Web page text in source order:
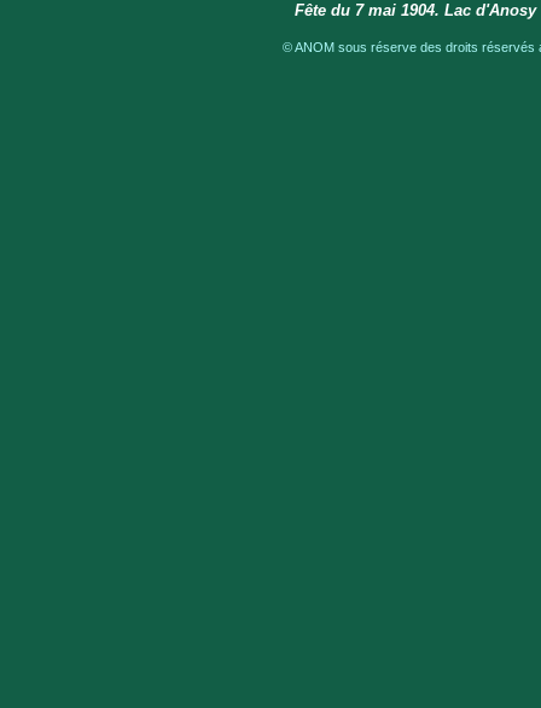
Fête du 7 mai 1904. Lac d'Anosy
© ANOM sous réserve des droits réservés